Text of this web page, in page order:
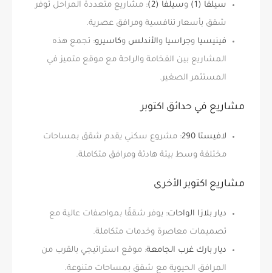
سيلفا (1)
وسيلفا (2)
: مشاريع متعددة المراحل توفر
شقق بأسعار تنافسية ومرافق عصرية.
فينيسيا وجراسيا والأندلس وكاسيرو: تجمع هذه
المشاريع بين الفخامة والراحة مع موقع متميز في
المستثمر الصغير.
مشاريع في حدائق اكتوبر
لافيستا 290
: مشروع سكني يقدم شقق بمساحات
مختلفة وسط بيئة هادئة ومرافق متكاملة.
مشاريع اكتوبر الأخرى
ديار بلازا الواحات: يوفر شققًا بمواصفات عالية مع
تصميمات معاصرة وخدمات متكاملة.
ديار بارك غرب الجامعة: موقع استراتيجي بالقرب من
المرافق الحيوية مع شقق بمساحات متنوعة.